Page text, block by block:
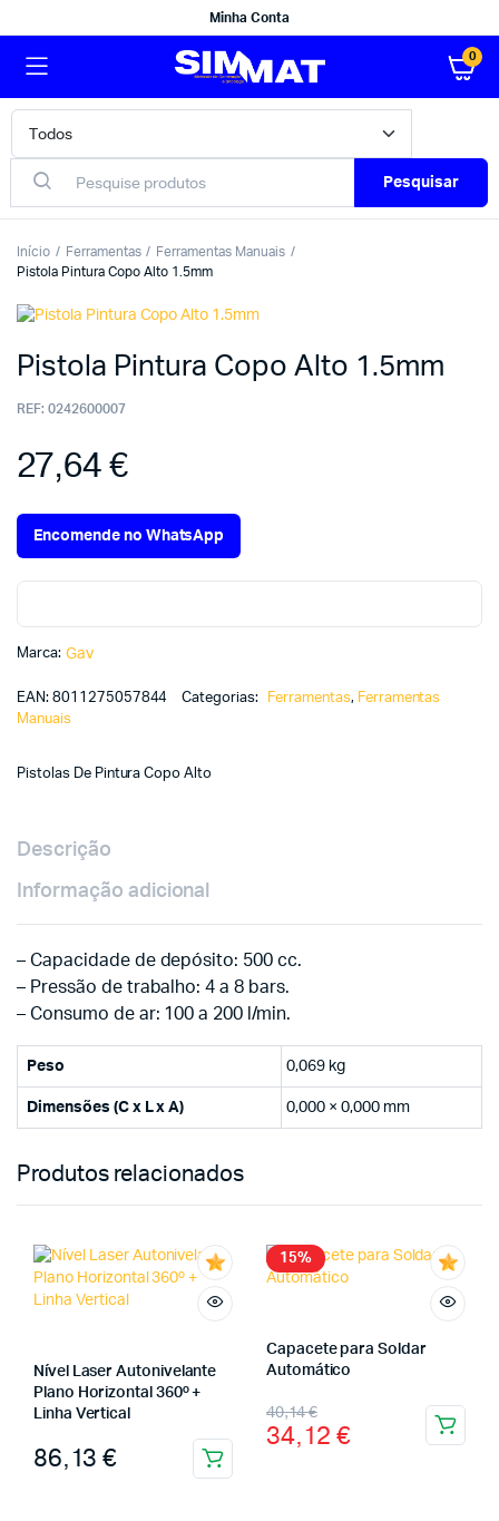
Minha Conta
0
Pesquisar
Início Ferramentas
Ferramentas Manuais
Pistola Pintura Copo Alto 1.5mm
Pistola Pintura Copo Alto 1.5mm
REF: 0242600007
27,64€
Encomende no WhatsApp
Marca: Gav
EAN: 8011275057844 Categorias: Ferramentas, Ferramentas
Manuais
Pistolas De Pintura Copo Alto
Descrição
Informação adicional
– Capacidade de depósito: 500 cc.
– Pressão de trabalho: 4 a 8 bars.
– Consumo de ar: 100 a 200 l/min.
Peso 0,069 kg
Dimensões (C x L x A) 0,000 × 0,000 mm
Produtos relacionados
Nível Laser Autonivelante
Plano Horizontal 360º +
Linha Vertical
86,13 €
15%
Capacete para Soldar
Automático
40,14€
34,12 €